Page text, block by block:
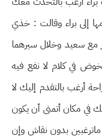
إلى براء وقالت : خذي
مع سعيد وخلال سيرهما
في كلام لا نفع فيه
أرغب بالتقدم إليك لا
في مكان أتمنى أن يكون
بدون نقاش وإن